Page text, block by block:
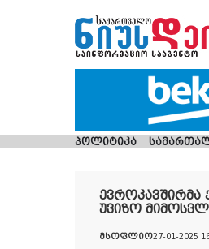
პოლიტიკა
ევროკავშირმა
უვიზო
მსოფლიო27-01-2025